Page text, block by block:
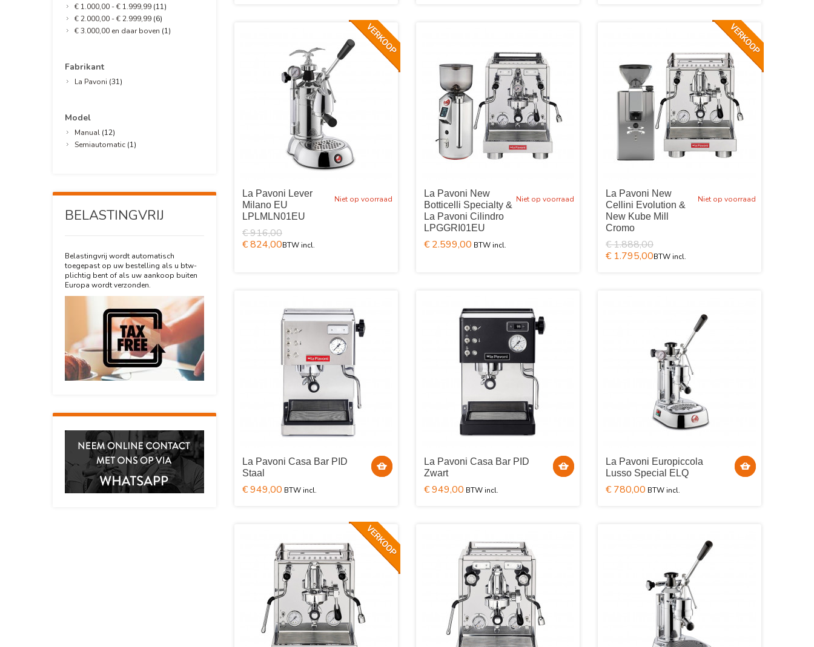
Niet op voorraad
La Pavoni Lever
Milano EU
LPLMLN01EU
€ 916,00
€ 824,00
Niet op voorraad
La Pavoni New
Botticelli Specialty &
La Pavoni Cilindro
LPGGRI01EU
€ 2.599,00
Niet op voorraad
La Pavoni New
Cellini Evolution &
New Kube Mill
Cromo
€ 1.888,00
€ 1.795,00
La Pavoni Casa Bar PID
Staal
€ 949,00
La Pavoni Casa Bar PID
Zwart
€ 949,00
La Pavoni Europiccola
Lusso Special ELQ
€ 780,00
€ 1.000,00 -€ 1.999,99 (11)
€ 2.000,00 -€ 2.999,99 (6)
€ 3.000,00 en daar boven (1)
Fabrikant
La Pavoni (31)
Model
Manual (12)
Semiautomatic (1)
BELASTINGVRIJ
Belastingvrij wordt automatisch
toegepast op uw bestelling als u btw-
plichtig bent of als uw aankoop buiten
Europa wordt verzonden.